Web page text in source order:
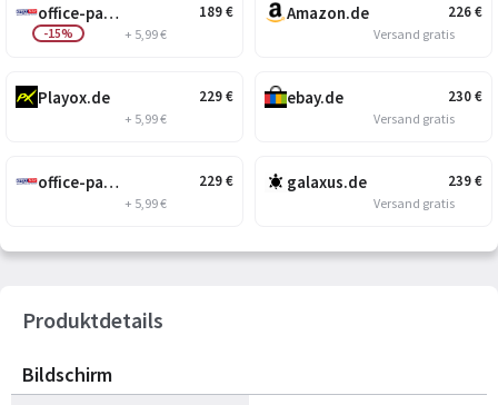
189€
office-partner.de
-15% + 5,99 €
229€
Playox.de
+ 5,99 €
229€
office-partner.de
+ 5,99 €
226€
Amazon.de
Versand gratis
230€
ebay.de
Versand gratis
239€
galaxus.de
Versand gratis
Produktdetails
Bildschirm